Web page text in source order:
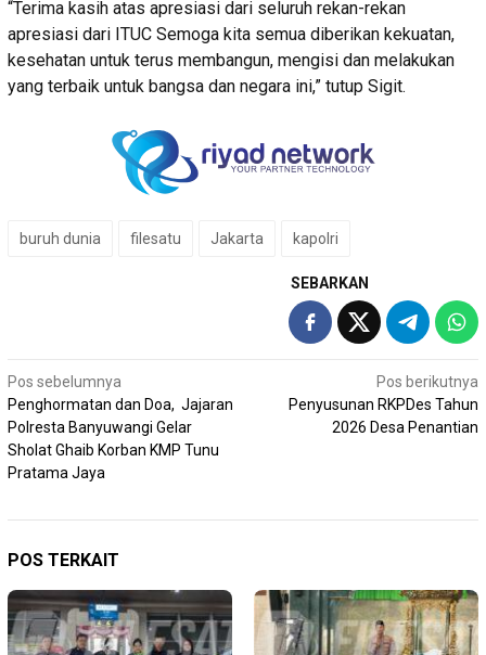
“Terima kasih atas apresiasi dari seluruh rekan-rekan
apresiasi dari ITUC Semoga kita semua diberikan kekuatan,
kesehatan untuk terus membangun, mengisi dan melakukan
yang terbaik untuk bangsa dan negara ini,” tutup Sigit.
buruh dunia filesatu Jakarta kapolri
SEBARKAN
Navigasi
pos
Pos sebelumnya
Penghormatan dan Doa, Jajaran
Polresta Banyuwangi Gelar
Sholat Ghaib Korban KMP Tunu
Pratama Jaya
Pos berikutnya
Penyusunan RKPDes Tahun
2026 Desa Penantian
POS TERKAIT